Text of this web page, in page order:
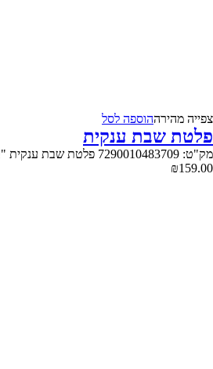
צפייה‬ ‫מהירה‬הוספה לסל
פלטת שבת ענקית
מק"ט: 7290010483709 פלטת שבת ענקית "בראשית" דגם
₪159.00